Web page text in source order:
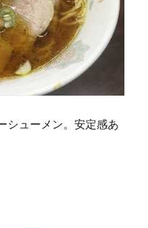
シューメン。安定感あ